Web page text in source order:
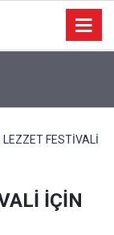
Günler
FESTİVALİ
İÇİN